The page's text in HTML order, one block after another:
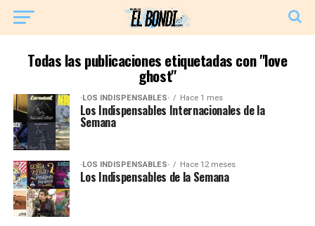
Todas las publicaciones etiquetadas con "love
ghost"
·LOS INDISPENSABLES· Hace 1 mes
Los Indispensables Internacionales de la
Semana
·LOS INDISPENSABLES· Hace 12 meses
Los Indispensables de la Semana